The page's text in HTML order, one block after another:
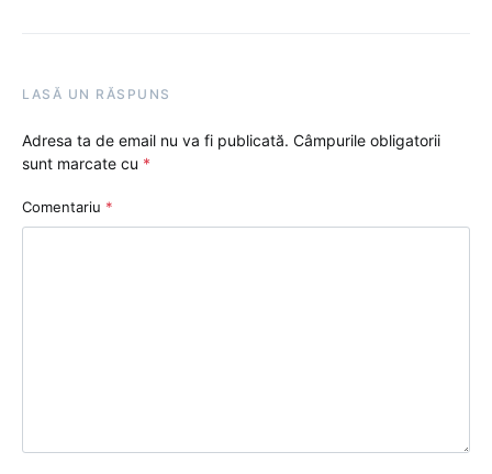
LASĂ UN RĂSPUNS
Adresa ta de email nu va fi publicată. Câmpurile obligatorii
sunt marcate cu *
Comentariu *